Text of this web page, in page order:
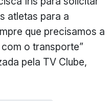
atletas para a
que precisamos a
o transporte”
pela TV Clube,